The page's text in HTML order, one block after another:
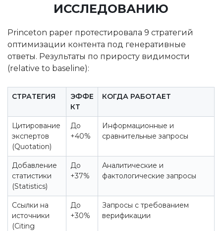
ИССЛЕДОВАНИЮ
Princeton paper протестировала 9 стратегий
оптимизации контента под генеративные
ответы. Результаты по приросту видимости
(relative to baseline):
СТРАТЕГИЯ
ЭФФЕ
КТ
КОГДА РАБОТАЕТ
Цитирование
экспертов
(Quotation)
До
+40%
Информационные и
сравнительные запросы
Добавление
статистики
(Statistics)
До
+37%
Аналитические и
фактологические запросы
Ссылки на
источники
(Citing
До
+30%
Запросы с требованием
верификации